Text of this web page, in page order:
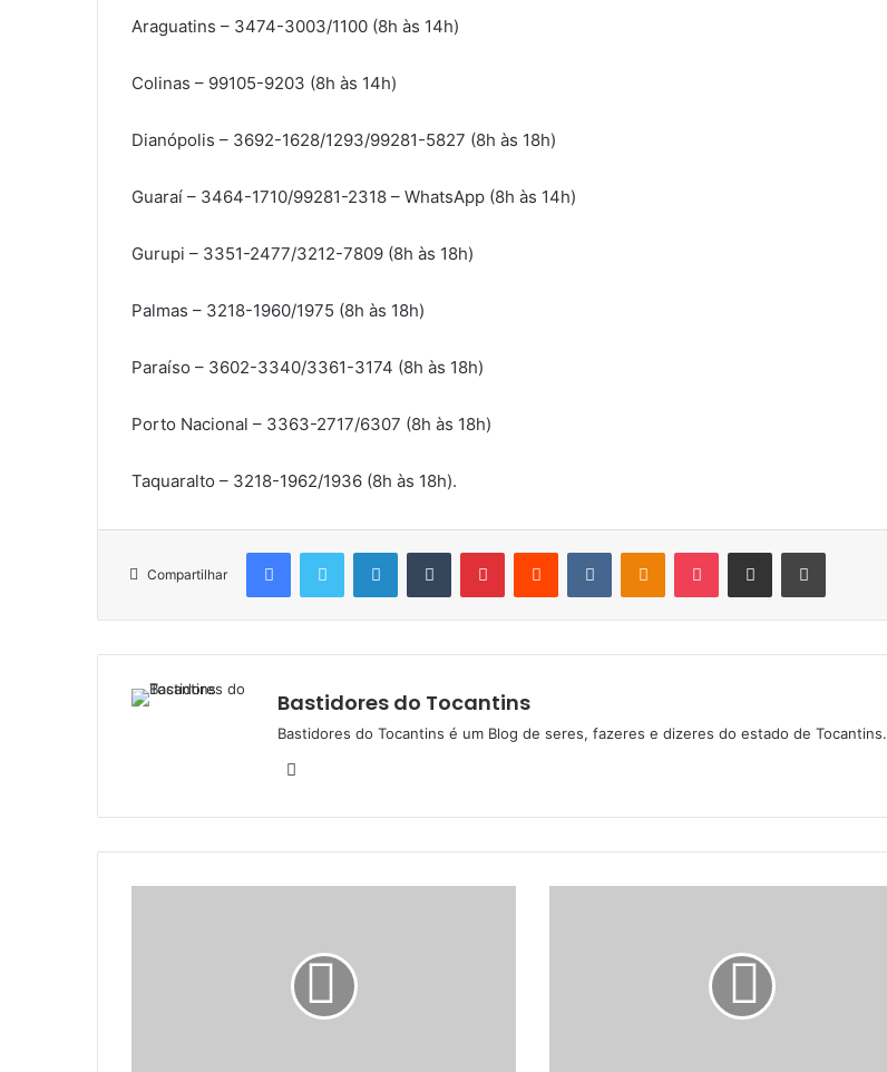
Araguatins – 3474-3003/1100 (8h às 14h)
Colinas – 99105-9203 (8h às 14h)
Dianópolis – 3692-1628/1293/99281-5827 (8h às 18h)
Guaraí – 3464-1710/99281-2318 – WhatsApp (8h às 14h)
Gurupi – 3351-2477/3212-7809 (8h às 18h)
Palmas – 3218-1960/1975 (8h às 18h)
Paraíso – 3602-3340/3361-3174 (8h às 18h)
Porto Nacional – 3363-2717/6307 (8h às 18h)
Taquaralto – 3218-1962/1936 (8h às 18h).
Compartilhar
Bastidores do Tocantins
Bastidores do Tocantins é um Blog de seres, fazeres e dizeres do estado de Tocantins.
b
s